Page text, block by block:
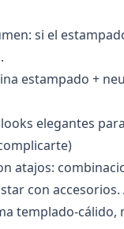
si el
estampado +
elegantes
atajos:
con
templado-cálido,